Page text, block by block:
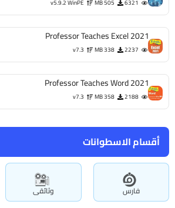
أقسام الاسطوانات
فارس وثائقى
6321
505 MB
v5.9.2 WinPE
Professor Teaches Excel 2021
2237
338 MB
v7.3
Professor Teaches Word 2021
2188
358 MB
v7.3